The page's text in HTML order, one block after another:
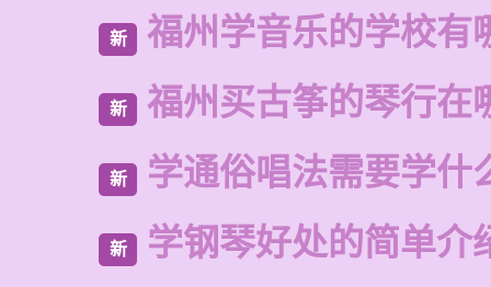
新 福州学音乐的学校有
新 福州买古筝的琴行在
新 学通俗唱法需要学什
新 学钢琴好处的简单介